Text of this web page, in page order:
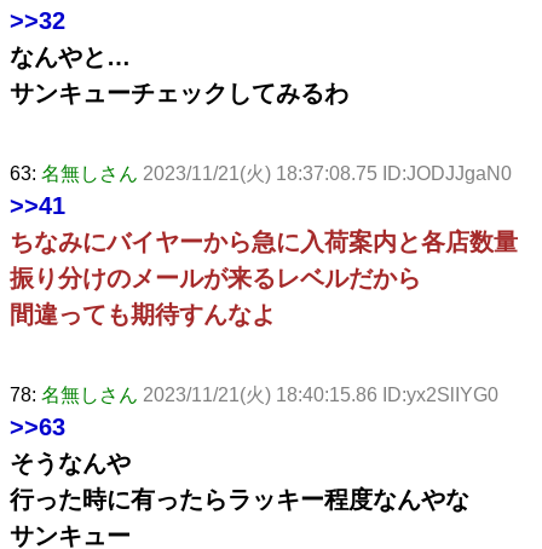
>>32
なんやと…
サンキューチェックしてみるわ
63: 名無しさん 2023/11/21(火) 18:37:08.75 ID:JODJJgaN0
>>41
ちなみにバイヤーから急に入荷案内と各店数量
振り分けのメールが来るレベルだから
間違っても期待すんなよ
78: 名無しさん 2023/11/21(火) 18:40:15.86 ID:yx2SlIYG0
>>63
そうなんや
行った時に有ったらラッキー程度なんやな
サンキュー